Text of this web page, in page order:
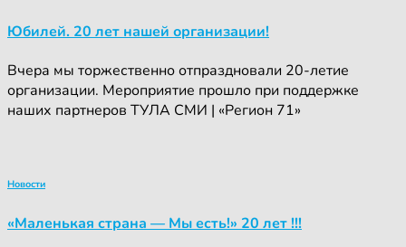
Юбилей. 20 лет нашей организации!
Вчера мы торжественно отпраздновали 20-летие
организации. Мероприятие прошло при поддержке
наших партнеров ТУЛА СМИ | «Регион 71»
Новости
«Маленькая страна — Мы есть!» 20 лет !!!